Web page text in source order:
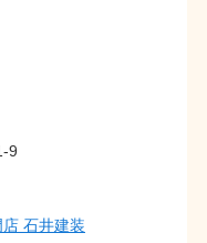
9
石井建装